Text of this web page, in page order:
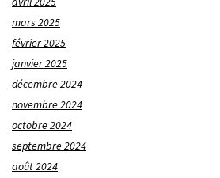
mars 2025
février 2025
janvier 2025
décembre 2024
novembre 2024
octobre 2024
septembre 2024
août 2024